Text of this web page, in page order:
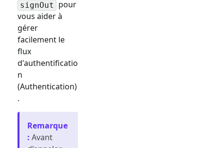
signOut
pour
vous aider à
gérer
facilement le
flux
d'authentificatio
n
(Authentication)
.
Remarque
: Avant